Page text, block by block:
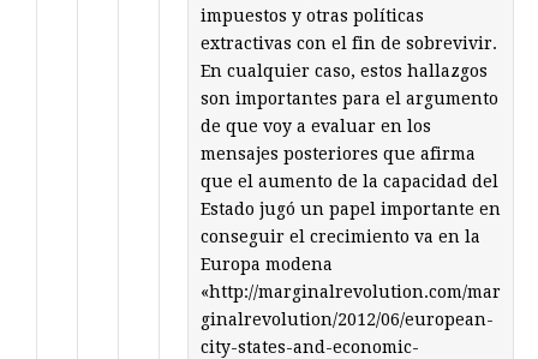
impuestos y otras políticas
extractivas con el fin de sobrevivir.
En cualquier caso, estos hallazgos
son importantes para el argumento
de que voy a evaluar en los
mensajes posteriores que afirma
que el aumento de la capacidad del
Estado jugó un papel importante en
conseguir el crecimiento va en la
Europa modena
«http://marginalrevolution.com/mar
ginalrevolution/2012/06/european-
city-states-and-economic-